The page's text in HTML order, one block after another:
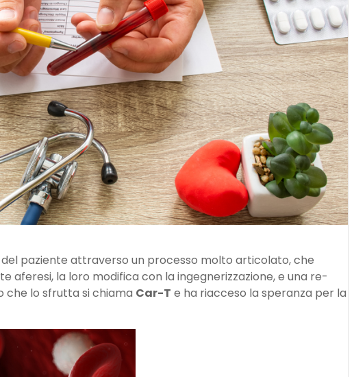
paziente attraverso un processo molto articolato, che
aferesi, la loro modifica con la ingegnerizzazione, e una re-
che lo sfrutta si chiama Car-T e ha riacceso la speranza per la